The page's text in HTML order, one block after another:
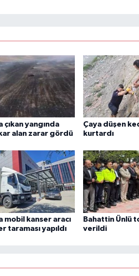
çıkan yangında
alan zarar gördü
Çaya düşen
kurtardı
mobil kanser aracı
taraması yapıldı
Bahattin Ünlü
verildi